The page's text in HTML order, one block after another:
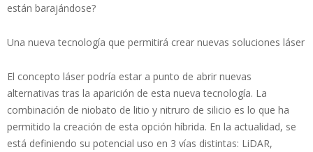
están barajándose?
Una nueva tecnología que permitirá crear nuevas soluciones láser
El concepto láser podría estar a punto de abrir nuevas
alternativas tras la aparición de esta nueva tecnología. La
combinación de niobato de litio y nitruro de silicio es lo que ha
permitido la creación de esta opción híbrida. En la actualidad, se
está definiendo su potencial uso en 3 vías distintas: LiDAR,